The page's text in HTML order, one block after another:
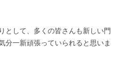
として、多くの皆さんも新しい門
分一新頑張っていられると思いま